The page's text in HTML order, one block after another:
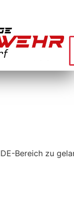
Bereich zu